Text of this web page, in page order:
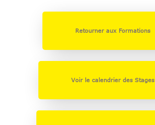
Retourner aux Formations
Voir le calendrier des Stages